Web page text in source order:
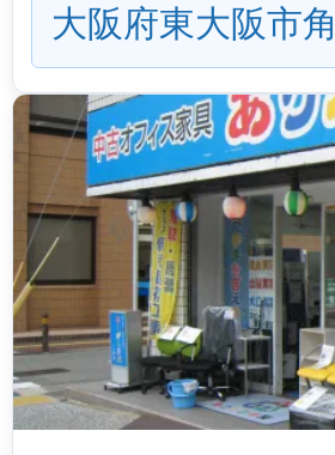
大阪府東大阪市